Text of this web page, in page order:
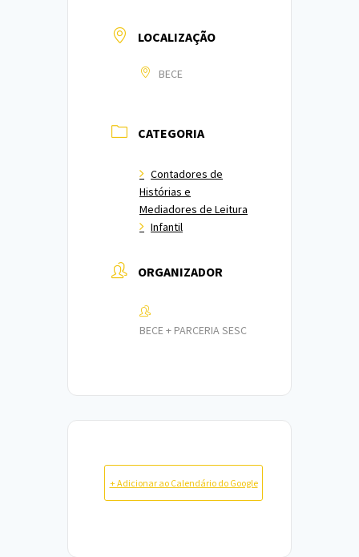
LOCALIZAÇÃO
BECE
CATEGORIA
Contadores de
Histórias e
Mediadores de Leitura
Infantil
ORGANIZADOR
BECE + PARCERIA SESC
+ Adicionar ao Calendário do Google